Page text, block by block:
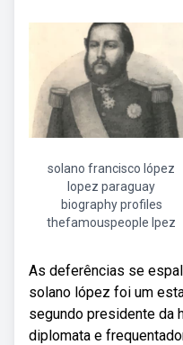
solano francisco lópez
lopez paraguay
biography profiles
thefamouspeople lpez
As deferências se
solano lópez foi um
segundo presidente da
diplomata e